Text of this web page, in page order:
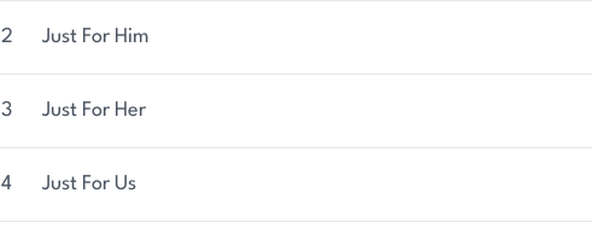
2 Just For Him
3 Just For Her
4 Just For Us